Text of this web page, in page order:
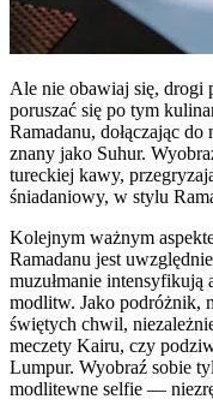
Ale nie obawiaj się, drogi
poruszać się po tym
Ramadanu, dołączając
znany jako Suhur.
tureckiej kawy,
śniadaniowy, w stylu
Kolejnym ważnym
Ramadanu jest
muzułmanie
modlitw. Jako podróżnik,
świętych chwil,
meczety Kairu, czy
Lumpur. Wyobraź sobie
modlitewne selfie —